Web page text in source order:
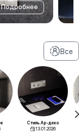
Подробнее
Все
Стиль Ар-деко
13.01.2026